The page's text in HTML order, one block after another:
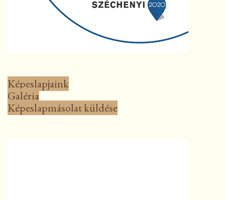
Képeslapjaink
Galéria
Képeslapmásolat küldése